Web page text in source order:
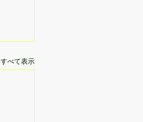
すべて表示